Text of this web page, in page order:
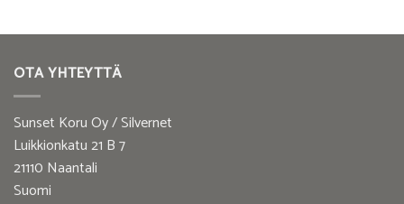
OTA YHTEYTTÄ
Sunset Koru Oy / Silvernet
Luikkionkatu 21 B 7
21110 Naantali
Suomi